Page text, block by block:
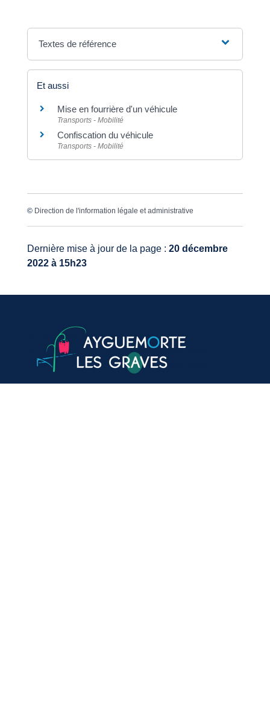
Textes de référence
Et aussi
Mise en fourrière d'un véhicule
Transports - Mobilité
Confiscation du véhicule
Transports - Mobilité
© Direction de l'information légale et administrative
Dernière mise à jour de la page : 20 décembre
2022 à 15h23